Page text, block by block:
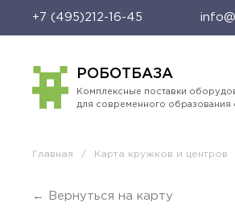
+7 (495)212-16-45
РОБОТБАЗА
Комплексные поставки
для современного образования
Главная / Карта кружков и центров
← Вернуться на карту